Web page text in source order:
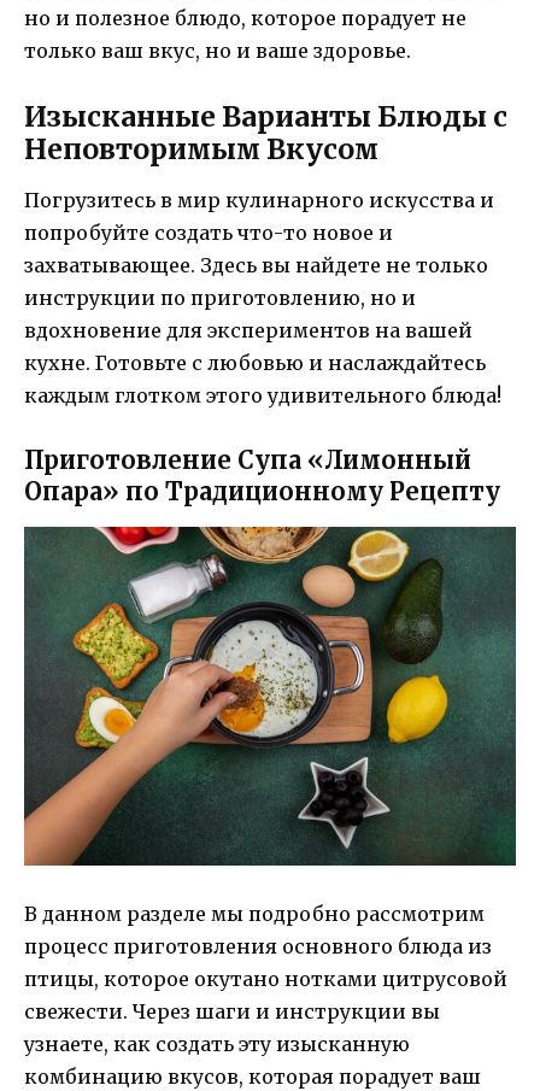
но и полезное блюдо, которое порадует не
только ваш вкус, но и ваше здоровье.
Изысканные Варианты Блюды с
Неповторимым Вкусом
Погрузитесь в мир кулинарного искусства и
попробуйте создать что-то новое и
захватывающее. Здесь вы найдете не только
инструкции по приготовлению, но и
вдохновение для экспериментов на вашей
кухне. Готовьте с любовью и наслаждайтесь
каждым глотком этого удивительного блюда!
Приготовление Супа «Лимонный
Опара» по Традиционному Рецепту
В данном разделе мы подробно рассмотрим
процесс приготовления основного блюда из
птицы, которое окутано нотками цитрусовой
свежести. Через шаги и инструкции вы
узнаете, как создать эту изысканную
комбинацию вкусов, которая порадует ваш